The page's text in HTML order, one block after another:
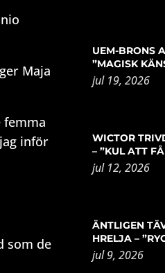
Maja
femma
inför
som de
UEM-BRONS
”MAGISK
jul 19, 2026
WICTOR
– ”KUL ATT
jul 12, 2026
ÄNTLIGEN
HRELJA –
jul 9, 2026